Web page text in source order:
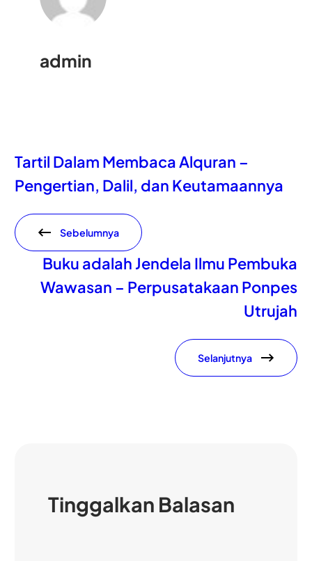
admin
Tartil Dalam Membaca Alquran –
Pengertian, Dalil, dan Keutamaannya
Sebelumnya
Buku adalah Jendela Ilmu Pembuka
Wawasan – Perpusatakaan Ponpes
Utrujah
Selanjutnya
Tinggalkan Balasan